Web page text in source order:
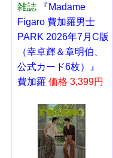
雑誌
『Madame
Figaro 費加羅男士
PARK 2026年7月C版
（幸卓輝＆章明伯、
公式カード6枚）』
費加羅 価格 3,399円